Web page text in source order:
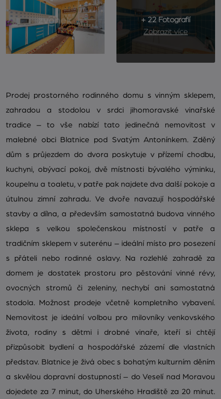
+ 22 Fotografií
Zobrazit více
Prodej prostorného rodinného domu s vinným sklepem,
zahradou a stodolou v srdci jihomoravské vinařské
tradice – to vše nabízí tato jedinečná nemovitost v
malebné obci Blatnice pod Svatým Antonínkem. Zděný
dům s průjezdem do dvora poskytuje v přízemí chodbu,
kuchyni, obývací pokoj, dvě místnosti bývalého výminku,
koupelnu a toaletu, v patře pak najdete dva další pokoje a
útulnou zimní zahradu. Ve dvoře navazují hospodářské
stavby a dílna, a především samostatná budova vinného
sklepa s velkou společenskou místností v patře a
tradičním sklepem v suterénu – ideální místo pro posezení
s přáteli nebo rodinné oslavy. Na rozlehlé zahradě za
domem je dostatek prostoru pro pěstování vinné révy,
ovocných stromů či zeleniny, nechybí ani samostatná
stodola. Možnost prodeje včetně kompletního vybavení.
Nemovitost je ideální volbou pro milovníky venkovského
života, rodiny s dětmi i drobné vinaře, kteří si chtějí
přizpůsobit bydlení a hospodářské zázemí dle vlastních
představ. Blatnice je živá obec s bohatým kulturním děním
a skvělou dopravní dostupností – do Veselí nad Moravou
dojedete za 7 minut, do Uherského Hradiště za 20 minut.